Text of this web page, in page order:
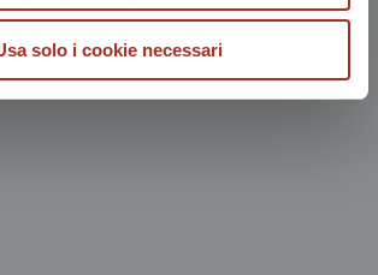
solo i cookie necessari